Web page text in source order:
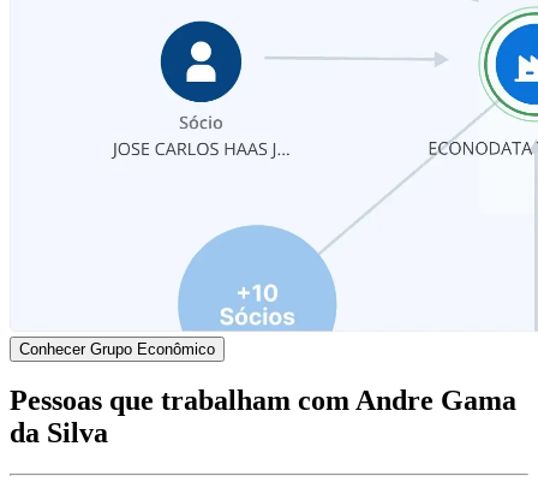
Conhecer Grupo Econômico
Pessoas que trabalham com Andre Gama
da Silva